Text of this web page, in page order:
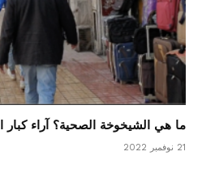
ما هي الشيخوخة الصحية؟ آراء
21 نوفمبر 2022